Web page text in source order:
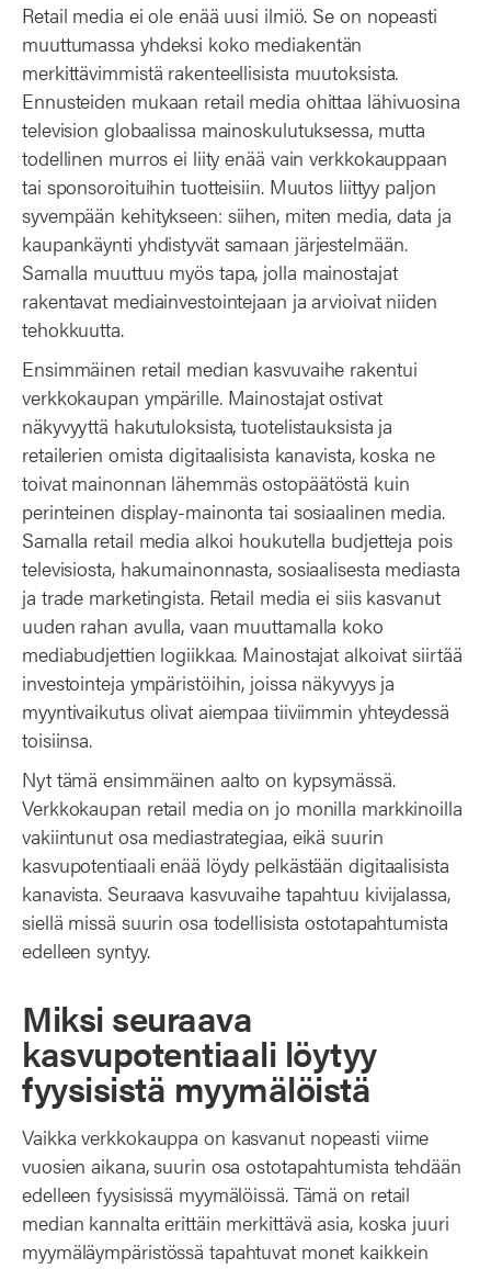
Retail media ei ole enää uusi ilmiö. Se on nopeasti
muuttumassa yhdeksi koko mediakentän
merkittävimmistä rakenteellisista muutoksista.
Ennusteiden mukaan retail media ohittaa lähivuosina
television globaalissa mainoskulutuksessa, mutta
todellinen murros ei liity enää vain verkkokauppaan
tai sponsoroituihin tuotteisiin. Muutos liittyy paljon
syvempään kehitykseen: siihen, miten media, data ja
kaupankäynti yhdistyvät samaan järjestelmään.
Samalla muuttuu myös tapa, jolla mainostajat
rakentavat mediainvestointejaan ja arvioivat niiden
tehokkuutta.
Ensimmäinen retail median kasvuvaihe rakentui
verkkokaupan ympärille. Mainostajat ostivat
näkyvyyttä hakutuloksista, tuotelistauksista ja
retailerien omista digitaalisista kanavista, koska ne
toivat mainonnan lähemmäs ostopäätöstä kuin
perinteinen display-mainonta tai sosiaalinen media.
Samalla retail media alkoi houkutella budjetteja pois
televisiosta, hakumainonnasta, sosiaalisesta mediasta
ja trade marketingista. Retail media ei siis kasvanut
uuden rahan avulla, vaan muuttamalla koko
mediabudjettien logiikkaa. Mainostajat alkoivat siirtää
investointeja ympäristöihin, joissa näkyvyys ja
myyntivaikutus olivat aiempaa tiiviimmin yhteydessä
toisiinsa.
Nyt tämä ensimmäinen aalto on kypsymässä.
Verkkokaupan retail media on jo monilla markkinoilla
vakiintunut osa mediastrategiaa, eikä suurin
kasvupotentiaali enää löydy pelkästään digitaalisista
kanavista. Seuraava kasvuvaihe tapahtuu kivijalassa,
siellä missä suurin osa todellisista ostotapahtumista
edelleen syntyy.
Miksi seuraava
kasvupotentiaali löytyy
fyysisistä myymälöistä
Vaikka verkkokauppa on kasvanut nopeasti viime
vuosien aikana, suurin osa ostotapahtumista tehdään
edelleen fyysisissä myymälöissä. Tämä on retail
median kannalta erittäin merkittävä asia, koska juuri
myymäläympäristössä tapahtuvat monet kaikkein